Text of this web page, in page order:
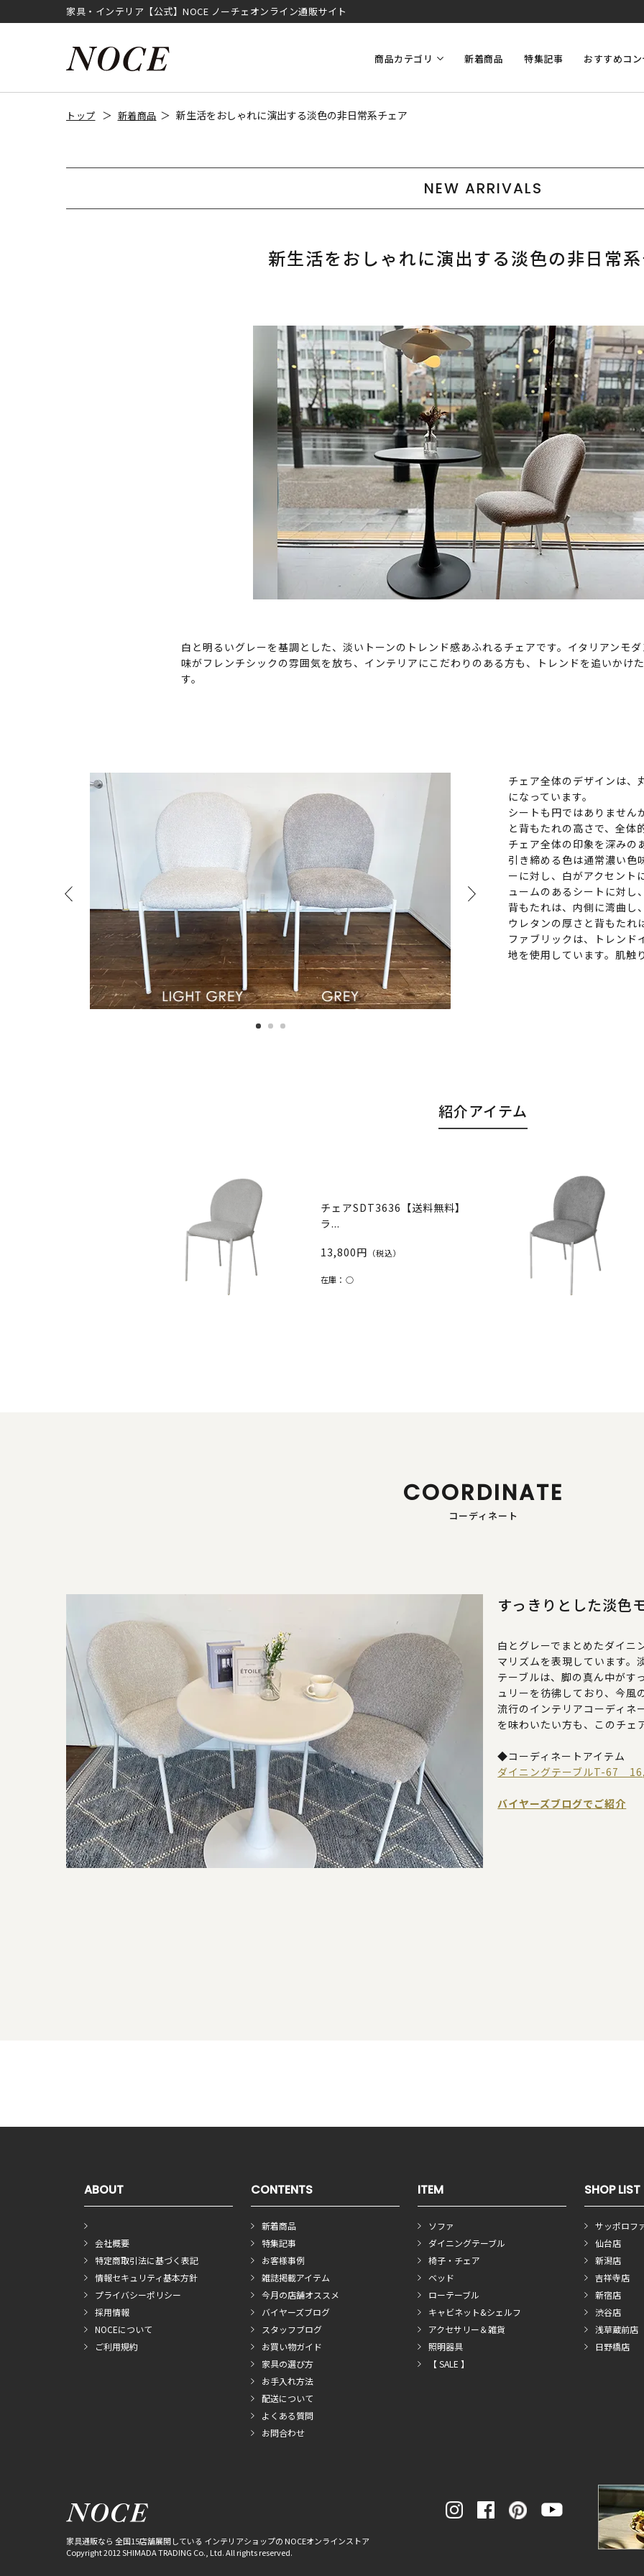
家具・インテリア【公式】NOCE ノーチェオンライン通販サイト
商品カテゴリ 新着商品 特集記事 おすすめコ
トップ 新着商品 新生活をおしゃれに演出する淡色の非日常系チェア
NEW ARRIVALS
新生活をおしゃれに演出する淡色の非日常
白と明るいグレーを基調とした、淡いトーンのトレンド感あふれるチェアです。イタリアンモ
味がフレンチシックの雰囲気を放ち、インテリアにこだわりのある方も、トレンドを追いかけ
す。
チェア全体のデザインは、
になっています。
シートも円ではありません
と背もたれの高さで、全体
チェア全体の印象を深みの
引き締める色は通常濃い色
ーに対し、白がアクセント
ュームのあるシートに対し
背もたれは、内側に湾曲し
ウレタンの厚さと背もたれ
ファブリックは、トレンド
地を使用しています。肌触
紹介アイテム
チェアSDT3636【送料無料】
ラ...
13,800円 （税込）
在庫： ○
COORDINATE
コーディネート
すっきりとした淡色
白とグレーでまとめたダイニ
マリズムを表現しています。
テーブルは、脚の真ん中がす
ュリーを彷彿しており、今風
流行のインテリアコーディネ
を味わいたい方も、このチェ
◆コーディネートアイテム
ダイニングテーブルT-67
バイヤーズブログでご紹介
ABOUT
会社概要
特定商取引法に基づく表記
情報セキュリティ基本方針
プライバシーポリシー
採用情報
NOCEについて
ご利用規約
CONTENTS
新着商品
特集記事
お客様事例
雑誌掲載アイテム
今月の店舗オススメ
バイヤーズブログ
スタッフブログ
お買い物ガイド
家具の選び方
お手入れ方法
配送について
よくある質問
お問合わせ
ITEM
ソファ
ダイニングテーブル
椅子・チェア
ベッド
ローテーブル
キャビネット&シェルフ
アクセサリー＆雑貨
照明器具
【 SALE 】
SHOP LIST
サッポロフ
仙台店
新潟店
吉祥寺店
新宿店
渋谷店
浅草蔵前店
日野橋店
家具通販なら 全国15店舗展開している インテリアショップの NOCEオンラインストア
Copyright 2012 SHIMADA TRADING Co., Ltd. All rights reserved.